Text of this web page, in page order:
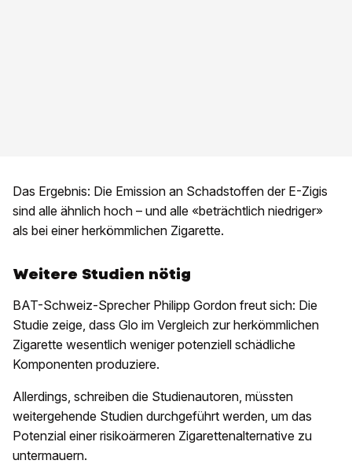
Das Ergebnis: Die Emission an Schadstoffen der E-Zigis
sind alle ähnlich hoch – und alle «beträchtlich niedriger»
als bei einer herkömmlichen Zigarette.
Weitere Studien nötig
BAT-Schweiz-Sprecher Philipp Gordon freut sich: Die
Studie zeige, dass Glo im Vergleich zur herkömmlichen
Zigarette wesentlich weniger potenziell schädliche
Komponenten produziere.
Allerdings, schreiben die Studienautoren, müssten
weitergehende Studien durchgeführt werden, um das
Potenzial einer risikoärmeren Zigarettenalternative zu
untermauern.